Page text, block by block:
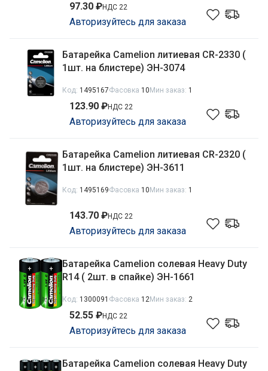
97.30 ₽НДС 22
Авторизуйтесь для заказа
Батарейка Camelion литиевая CR-2330 (
1шт. на блистере) ЭН-3074
Код: 1495167Фасовка 10 Мин заказ: 1
123.90 ₽НДС 22
Авторизуйтесь для заказа
Батарейка Camelion литиевая CR-2320 (
1шт. на блистере) ЭН-3611
Код: 1495169Фасовка 10 Мин заказ: 1
143.70 ₽НДС 22
Авторизуйтесь для заказа
Батарейка Camelion солевая Heavy Duty
R14 ( 2шт. в спайке) ЭН-1661
Код: 1300091 Фасовка 12Мин заказ: 2
52.55 ₽НДС 22
Авторизуйтесь для заказа
Батарейка Camelion солевая Heavy Duty